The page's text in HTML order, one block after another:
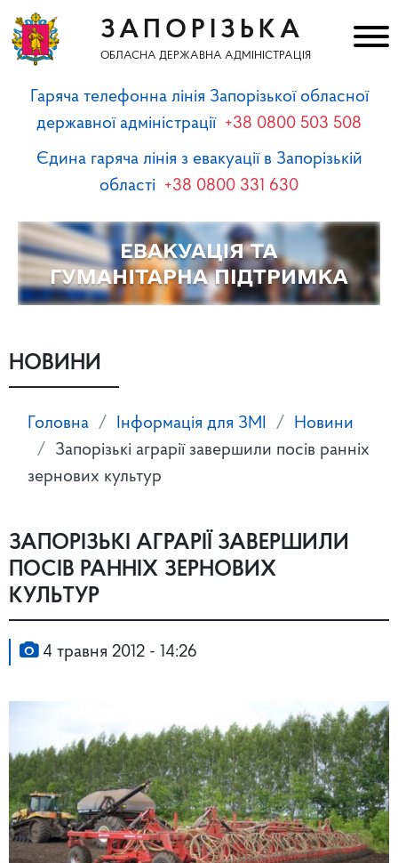
ЗАПОРІЗЬКА
ОБЛАСНА ДЕРЖАВНА АДМІНІСТРАЦІЯ
Гаряча телефонна лінія Запорізької обласної
державної адміністрації +38 0800 503 508
Єдина гаряча лінія з евакуації в Запорізькій
області +38 0800 331 630
НОВИНИ
Головна Інформація для ЗМІ
Новини
Запорізькі аграрії завершили посів ранніх
зернових культур
ЗАПОРІЗЬКІ АГРАРІЇ ЗАВЕРШИЛИ
ПОСІВ РАННІХ ЗЕРНОВИХ
КУЛЬТУР
4 травня 2012 - 14:26